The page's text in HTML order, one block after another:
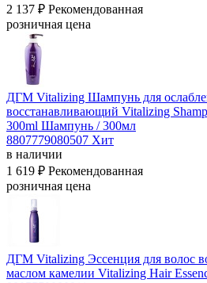
2 137 ₽ Рекомендованная
розничная цена
ДГМ Vitalizing Шампунь для
восстанавливающий Vitalizing
300ml Шампунь / 300мл
8807779080507 Хит
в наличии
1 619 ₽ Рекомендованная
розничная цена
ДГМ Vitalizing Эссенция для волос
маслом камелии Vitalizing Hair